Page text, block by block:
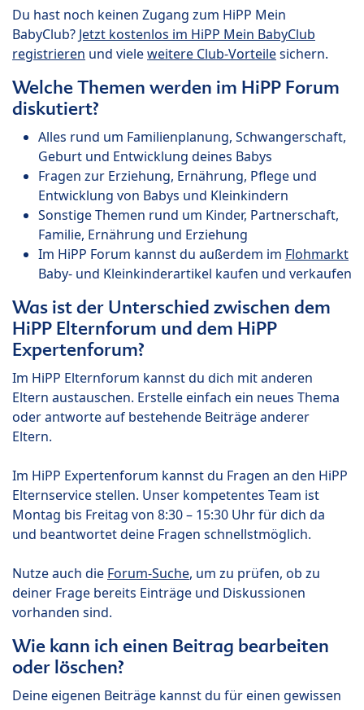
Du hast noch keinen Zugang zum HiPP Mein
BabyClub? Jetzt kostenlos im HiPP Mein BabyClub
registrieren und vieleweitere Club-Vorteilesichern.
Welche Themen werden im HiPP Forum
diskutiert?
Alles rund um Familienplanung, Schwangerschaft,
Geburt und Entwicklung deines Babys
Fragen zur Erziehung, Ernährung, Pflege und
Entwicklung von Babys und Kleinkindern
Sonstige Themen rund um Kinder, Partnerschaft,
Familie, Ernährung und Erziehung
Im HiPP Forum kannst du außerdem im Flohmarkt
Baby- und Kleinkinderartikel kaufen und verkaufen
Was ist der Unterschied zwischen dem
HiPP Elternforum und dem HiPP
Expertenforum?
Im HiPP Elternforum kannst du dich mit anderen
Eltern austauschen. Erstelle einfach ein neues Thema
oder antworte auf bestehende Beiträge anderer
Eltern.
Im HiPP Expertenforum kannst du Fragen an den HiPP
Elternservice stellen. Unser kompetentes Team ist
Montag bis Freitag von 8:30 – 15:30 Uhr für dich da
und beantwortet deine Fragen schnellstmöglich.
Nutze auch die Forum-Suche, um zu prüfen, ob zu
deiner Frage bereits Einträge und Diskussionen
vorhanden sind.
Wie kann ich einen Beitrag bearbeiten
oder löschen?
Deine eigenen Beiträge kannst du für einen gewissen